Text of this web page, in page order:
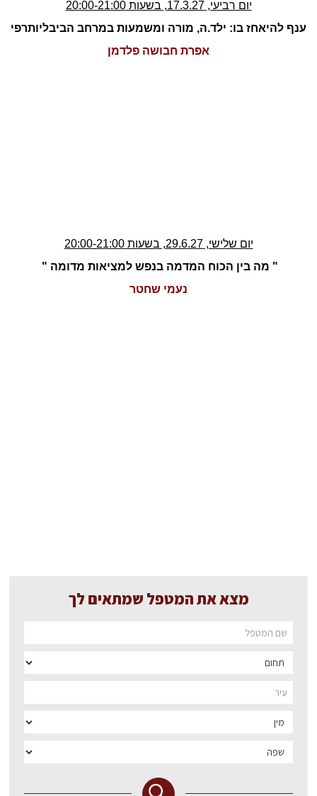
יום רביעי, 17.3.27, בשעות 20:00-21:00
ענף להיאחז בו: ילד.ה, מורה ומשמעות במרחב הביבליותרפי
אפרת חבושה פלדמן
יום שלישי, 29.6.27, בשעות 20:00-21:00
" מה בין הכוח המדמה בנפש למציאות מדומה "
נעמי שחטר
מצא את המטפל שמתאים לך